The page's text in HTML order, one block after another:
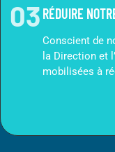
03 RÉDUIRE
Conscient de
la Direction et
mobilisées à